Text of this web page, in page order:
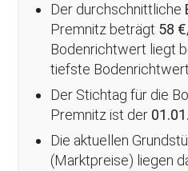
Der durchschnittliche
Premnitz beträgt 58
Bodenrichtwert liegt
tiefste
Der Stichtag für die
Premnitz ist der
Die aktuellen
(Marktpreise) liegen